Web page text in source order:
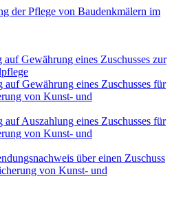
der Pflege von Baudenkmälern im
Gewährung eines Zuschusses zur
Gewährung eines Zuschusses für
von Kunst- und
Auszahlung eines Zuschusses für
von Kunst- und
über einen Zuschuss
von Kunst- und